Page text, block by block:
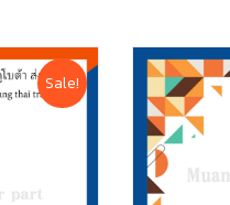
Sale!